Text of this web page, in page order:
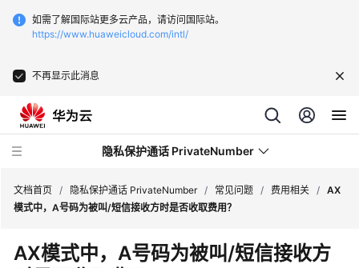
如需了解国际站更多云产品，请访问国际站。
https://www.huaweicloud.com/intl/
不再显示此消息
隐私保护通话 PrivateNumber
品
文档首页 / 隐私保护通话 PrivateNumber / 常见问题 / 费用相关 / AX
模式中，A号码为被叫/短信接收方时是否收取费用？
AX模式中，A号码为被叫/短信接收方